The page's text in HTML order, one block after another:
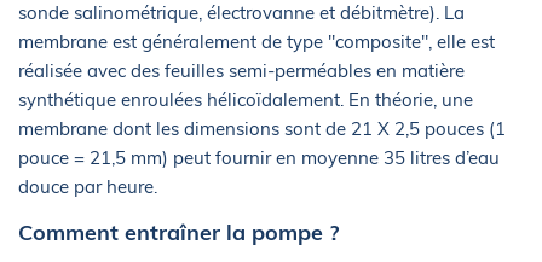
sonde salinométrique, électrovanne et débitmètre). La
membrane est généralement de type "composite", elle est
réalisée avec des feuilles semi-perméables en matière
synthétique enroulées hélicoïdalement. En théorie, une
membrane dont les dimensions sont de 21 X 2,5 pouces (1
pouce = 21,5 mm) peut fournir en moyenne 35 litres d’eau
douce par heure.
Comment entraîner la pompe ?